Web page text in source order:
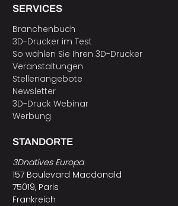
SERVICES
Branchenbuch
3D-Drucker im Test
So wählen Sie Ihren 3D-Drucker
Veranstaltungen
Stellenangebote
Newsletter
3D-Druck Webinar
Werbung
STANDORTE
3Dnatives Europa
157 Boulevard Macdonald
75019, Paris
Frankreich